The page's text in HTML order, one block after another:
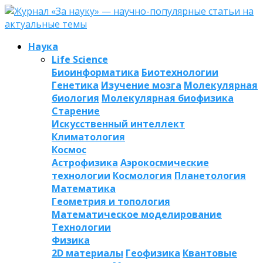
Наука
Life Science
Биоинформатика Биотехнологии
Генетика Изучение мозга Молекулярная
биология Молекулярная биофизика
Старение
Искусственный интеллект
Климатология
Космос
Астрофизика Аэрокосмические
технологии Космология Планетология
Математика
Геометрия и топология
Математическое моделирование
Технологии
Физика
2D материалы Геофизика Квантовые